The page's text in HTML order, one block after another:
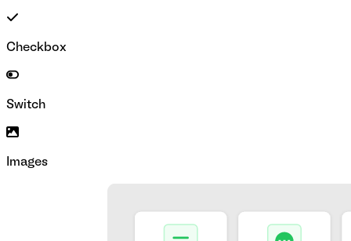
Checkbox
Switch
Images